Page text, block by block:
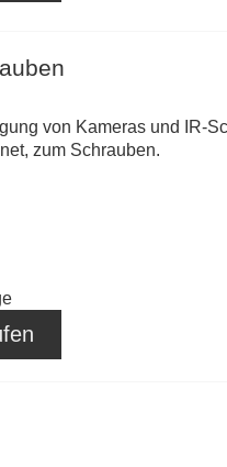
von Kameras und IR-
zum Schrauben.